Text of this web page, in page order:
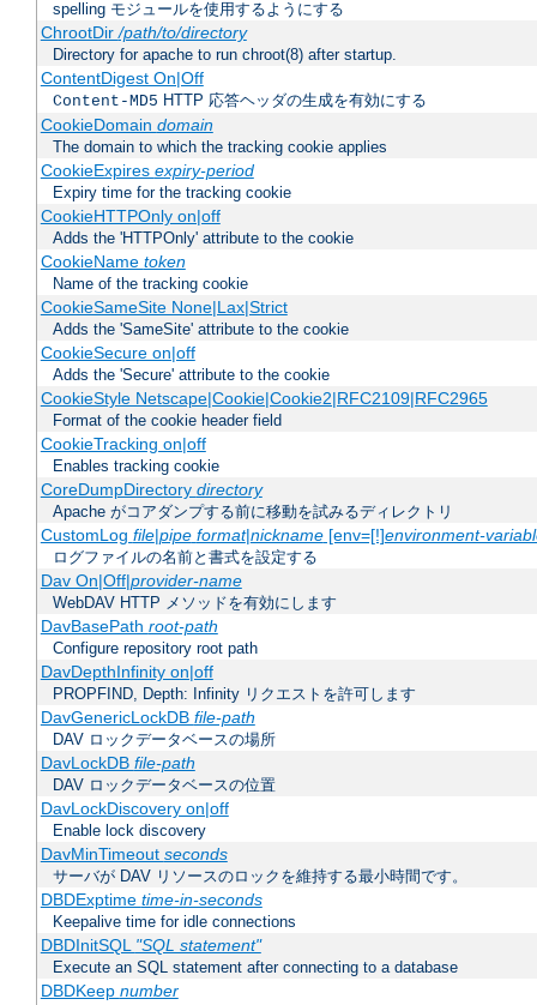
spelling モジュールを使用するようにする
ChrootDir/path/to/directory
Directory for apache to run chroot(8) after startup.
ContentDigest On|Off
Content-MD5 HTTP 応答ヘッダの生成を有効にする
CookieDomain domain
The domain to which the tracking cookie applies
CookieExpires expiry-period
Expiry time for the tracking cookie
CookieHTTPOnly on|off
Adds the 'HTTPOnly' attribute to the cookie
CookieName token
Name of the tracking cookie
CookieSameSite None|Lax|Strict
Adds the 'SameSite' attribute to the cookie
CookieSecure on|off
Adds the 'Secure' attribute to the cookie
CookieStyle Netscape|Cookie|Cookie2|RFC2109|RFC2965
Format of the cookie header field
CookieTracking on|off
Enables tracking cookie
CoreDumpDirectory directory
Apache がコアダンプする前に移動を試みるディレクトリ
CustomLog file|pipe format|nickname[env=[!]environment-
ログファイルの名前と書式を設定する
Dav On|Off|provider-name
WebDAV HTTP メソッドを有効にします
DavBasePath root-path
Configure repository root path
DavDepthInfinity on|off
PROPFIND, Depth: Infinity リクエストを許可します
DavGenericLockDB file-path
DAV ロックデータベースの場所
DavLockDB file-path
DAV ロックデータベースの位置
DavLockDiscovery on|off
Enable lock discovery
DavMinTimeout seconds
サーバが DAV リソースのロックを維持する最小時間です。
DBDExptime time-in-seconds
Keepalive time for idle connections
DBDInitSQL "SQL statement"
Execute an SQL statement after connecting to a database
DBDKeep number